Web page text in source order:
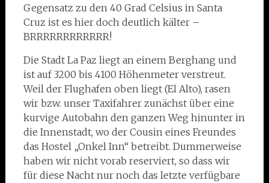
Gegensatz zu den 40 Grad Celsius in Santa
Cruz ist es hier doch deutlich kälter –
BRRRRRRRRRRRR!
Die Stadt La Paz liegt an einem Berghang und
ist auf 3200 bis 4100 Höhenmeter verstreut.
Weil der Flughafen oben liegt (El Alto), rasen
wir bzw. unser Taxifahrer zunächst über eine
kurvige Autobahn den ganzen Weg hinunter in
die Innenstadt, wo der Cousin eines Freundes
das Hostel „Onkel Inn“ betreibt. Dummerweise
haben wir nicht vorab reserviert, so dass wir
für diese Nacht nur noch das letzte verfügbare